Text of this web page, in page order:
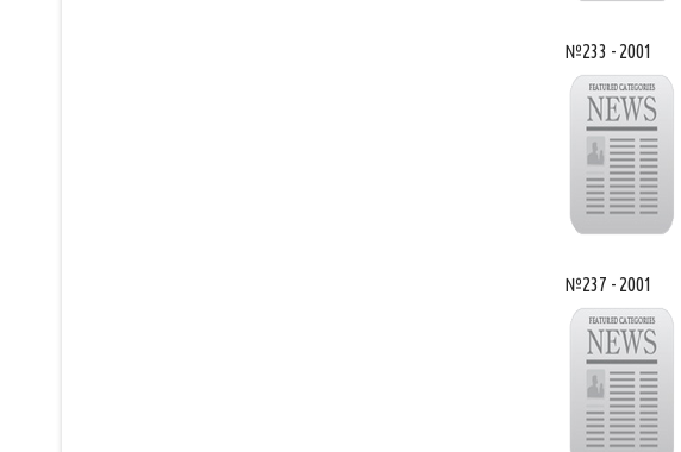
№233 - 2001
№237 - 2001